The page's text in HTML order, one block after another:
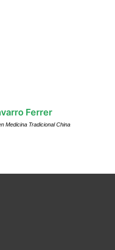
Ferrer
Medicina Tradicional China